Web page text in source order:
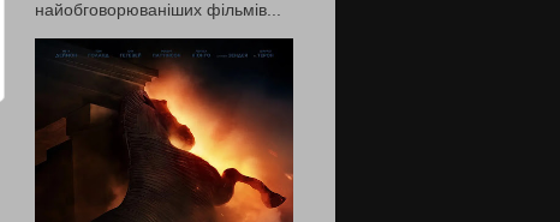
найобговорюваніших фільмів...